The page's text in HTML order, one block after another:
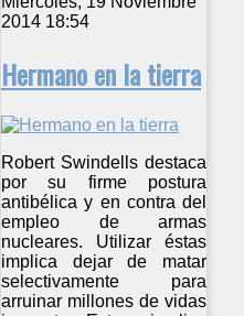
2014 18:54
Hermano en la tierra
Robert Swindells destaca
por su firme postura
antibélica y en contra del
empleo de armas
nucleares. Utilizar éstas
implica dejar de matar
selectivamente para
arruinar millones de vidas